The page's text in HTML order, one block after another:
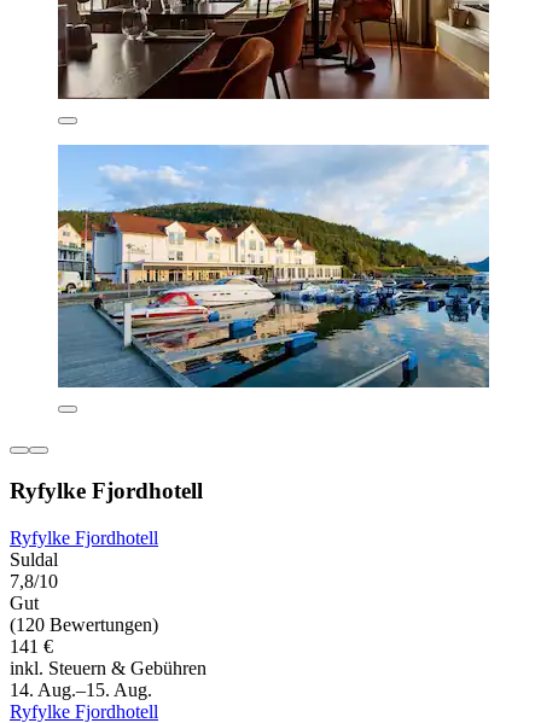
Ryfylke Fjordhotell
Ryfylke Fjordhotell
Suldal
7,8/10
Gut
(120 Bewertungen)
141 €
inkl. Steuern & Gebühren
14. Aug.–15. Aug.
Ryfylke Fjordhotell